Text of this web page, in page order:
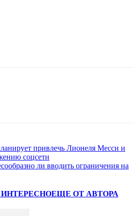
привлечь Лионеля Месси и
соцсети
ли вводить ограничения на
ЕЩЕ ОТ АВТОРА